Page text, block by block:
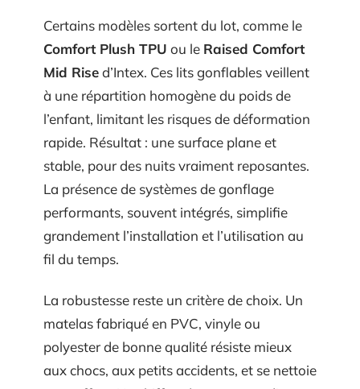
Certains modèles sortent du lot, comme le
Comfort Plush TPU ou le Raised Comfort
Mid Rised’Intex. Ces lits gonflables veillent
à une répartition homogène du poids de
l’enfant, limitant les risques de déformation
rapide. Résultat : une surface plane et
stable, pour des nuits vraiment reposantes.
La présence de systèmes de gonflage
performants, souvent intégrés, simplifie
grandement l’installation et l’utilisation au
fil du temps.
La robustesse reste un critère de choix. Un
matelas fabriqué en PVC, vinyle ou
polyester de bonne qualité résiste mieux
aux chocs, aux petits accidents, et se nettoie